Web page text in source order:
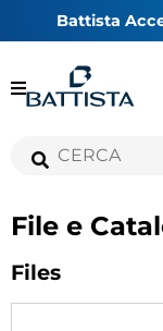
Battista
File e
Files